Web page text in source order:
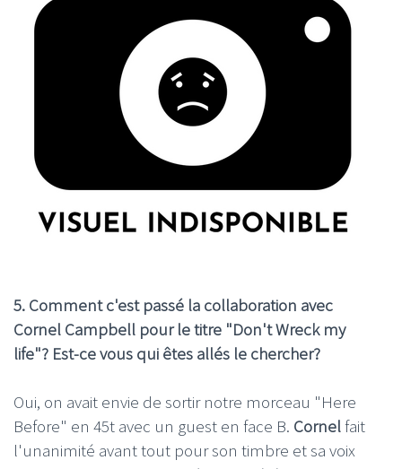
5. Comment c'est passé la collaboration avec
Cornel Campbell pour le titre "Don't Wreck my
life"? Est-ce vous qui êtes allés le chercher?
Oui, on avait envie de sortir notre morceau "Here
Before" en 45t avec un guest en face B. Cornelfait
l'unanimité avant tout pour son timbre et sa voix